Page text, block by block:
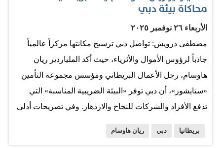
محاكاة بيئة دبي
الأربعاء ٢٦ نوفمبر ٢٠٢٥
مصطفى درويش: تواصل دبي ترسيخ مكانتها مركزاً عالمياً
جاذباً لرؤوس الأموال والأثرياء، حيث أكد الملياردير ريان
هاوسام، رجل الأعمال البريطاني ومؤسس مجموعة التأمين
«ستايشور»، أن دبي توفر «البيئة الضريبية المناسبة» التي
تدفع الأفراد والشركات للنجاح والازدهار. وفي تصريحات أدلى
بريطانيا دبي ريان هاوسام